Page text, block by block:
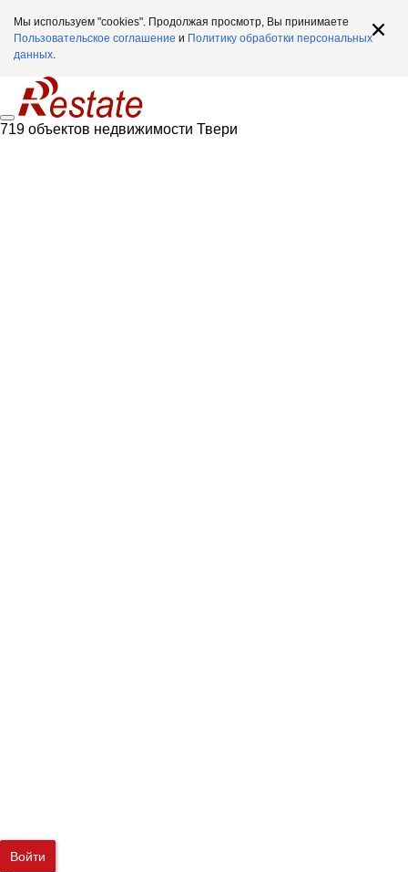
Мы используем "cookies". Продолжая просмотр, Вы принимаете
Пользовательское соглашение и Политику обработки персональных
данных.
719 объектов недвижимости Твери
Войти